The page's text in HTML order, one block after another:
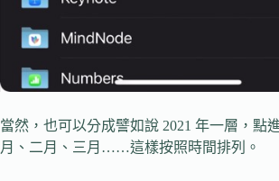
當然，也可以分成譬如說 2021 年一層，點
月、二月、三月……這樣按照時間排列。